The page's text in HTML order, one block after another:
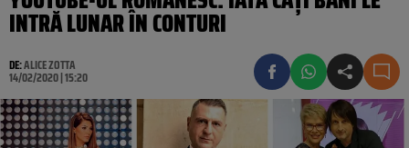
INTRĂ LUNAR ÎN CONTURI
DE:ALICE ZOTTA
14/02/2020 | 15:20